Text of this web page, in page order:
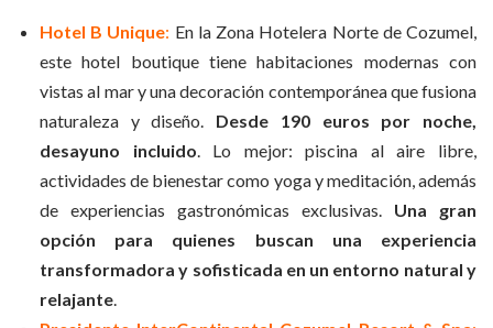
Hotel B Unique: En la Zona Hotelera Norte de Cozumel,
este hotel boutique tiene habitaciones modernas con
vistas al mar y una decoración contemporánea que fusiona
naturaleza y diseño. Desde 190 euros por noche,
desayuno incluido. Lo mejor: piscina al aire libre,
actividades de bienestar como yoga y meditación, además
de experiencias gastronómicas exclusivas. Una gran
opción para quienes buscan una experiencia
transformadora y sofisticada en un entorno natural y
relajante.